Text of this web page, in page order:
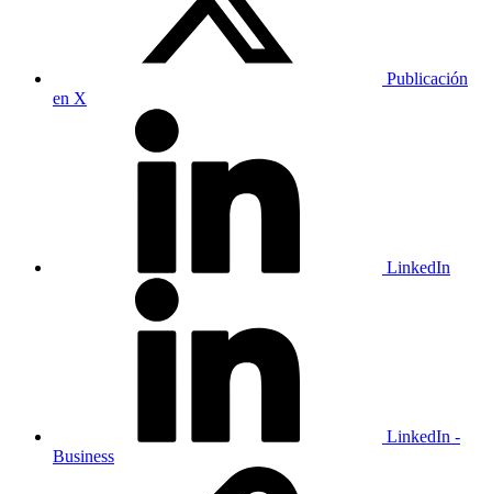
Publicación
en X
LinkedIn
LinkedIn -
Business